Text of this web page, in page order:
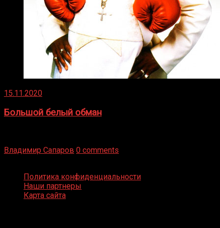
15.11.2020
Большой белый обман
Владимир Сапаров 0 comments
Политика конфиденциальности
Наши партнеры
Карта сайта